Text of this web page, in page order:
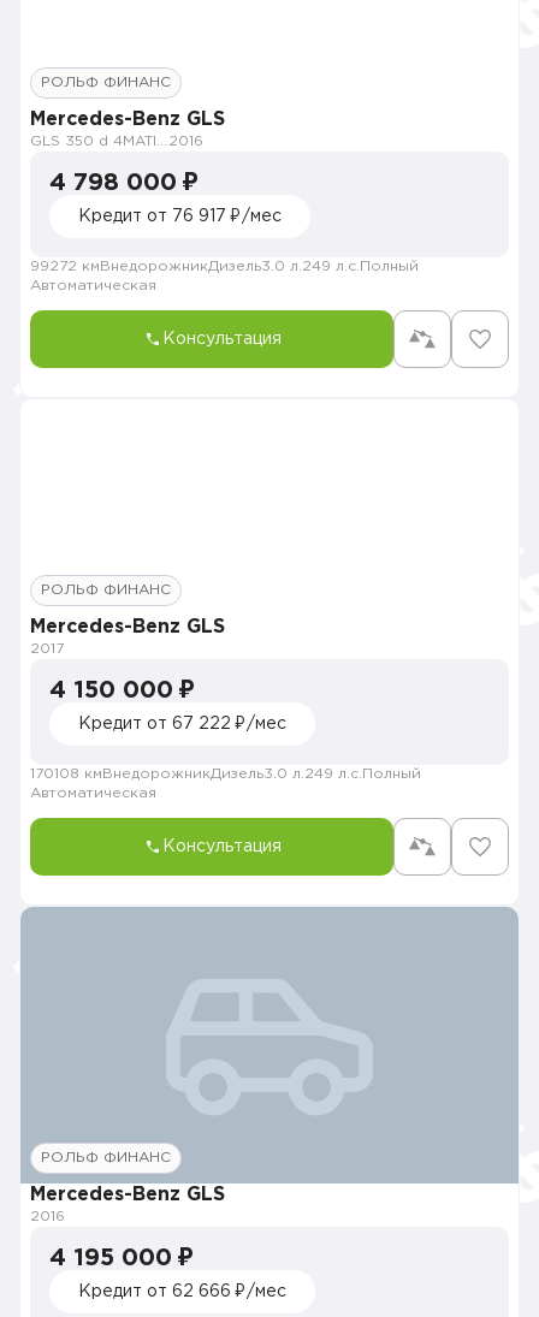
РОЛЬФ ФИНАНС
Mercedes-Benz GLS
2016
4 798 000 ₽
Кредит от 76 917 ₽/мес
99272 км ВнедорожникДизель3.0 л. 249 л.с. Полный
Автоматическая
Консультация
РОЛЬФ ФИНАНС
Mercedes-Benz GLS
2017
4 150 000 ₽
Кредит от 67 222 ₽/мес
170108 км ВнедорожникДизель3.0 л. 249 л.с. Полный
Автоматическая
Консультация
РОЛЬФ ФИНАНС
Mercedes-Benz GLS
2016
4 195 000 ₽
Кредит от 62 666 ₽/мес